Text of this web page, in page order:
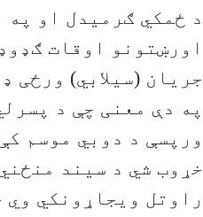
د ځمکي ګرمیدل او
اورښتونو اوقات
جریان (سیلابي) ورځی
په دې معنی چې د
ورپسې د دوبي موسم
خړوب شي د سیند
راوتل ویجاړونکي